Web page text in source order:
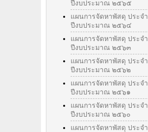
ปีงบประมาณ ๒๕๖๕
แผนการจัดหาพัสดุ ประจำ
ปีงบประมาณ ๒๕๖๔
แผนการจัดหาพัสดุ ประจำ
ปีงบประมาณ ๒๕๖๓
แผนการจัดหาพัสดุ ประจำ
ปีงบประมาณ ๒๕๖๒
แผนการจัดหาพัสดุ ประจำ
ปีงบประมาณ ๒๕๖๑
แผนการจัดหาพัสดุ ประจำ
ปีงบประมาณ ๒๕๖๐
แผนการจัดหาพัสดุ ประจำ